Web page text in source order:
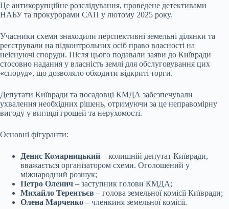
Це антикорупційне розслідування, проведене детективами
НАБУ та прокурорами САП у лютому 2025 року.
Учасники схеми знаходили перспективні земельні ділянки та
реєстрували на підконтрольних осіб право власності на
неіснуючі споруди. Після цього подавали заяви до Київради
стосовно надання у власність землі для обслуговування цих
«споруд», що дозволяло обходити відкриті торги.
Депутати Київради та посадовці КМДА забезпечували
ухвалення необхідних рішень, отримуючи за це неправомірну
вигоду у вигляді грошей та нерухомості.
Основні фігуранти:
Денис Комарницький – колишній депутат Київради,
вважається організатором схеми. Оголошений у
міжнародний розшук;
Петро Оленич – заступник голови КМДА;
Михайло Терентьєв – голова земельної комісії Київради;
Олена Марченко – членкиня земельної комісії.